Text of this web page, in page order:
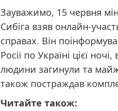
Зауважимо, 15 червня
Сибіга взяв онлайн-
справах. Він
Росії по Україні цієї
людини загинули та
також постраждав
Читайте також: